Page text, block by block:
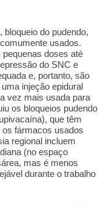
do pudendo,
usados.
doses até
do SNC e
e, portanto, são
injeção epidural
vez mais usada para
os bloqueios pudendo
que têm
fármacos usados
regional incluem
(no espaço
mas é menos
durante o trabalho